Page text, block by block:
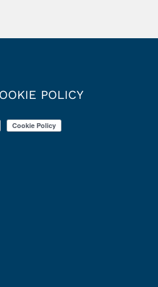
POLICY